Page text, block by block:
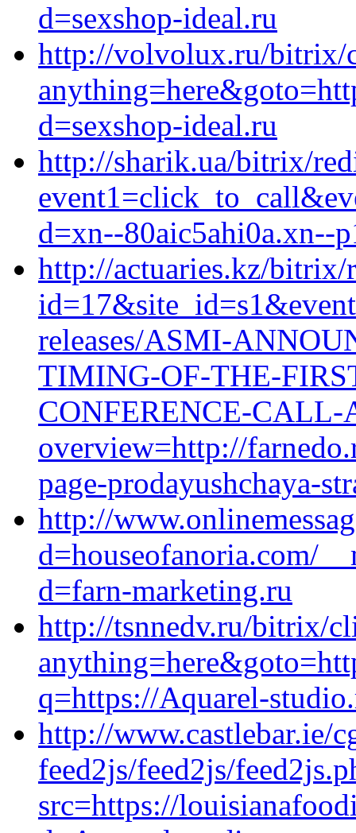
d=sexshop-ideal.ru
http://volvolux.ru/bitrix/
d=sexshop-ideal.ru
http://sharik.ua/bitrix/
d=xn--80aic5ahi0a.xn--
http://actuaries.kz/bitrix/
releases/ASMI-
TIMING-OF-THE-
CONFERENCE-CALL-
overview=http://
page-prodayushchaya-
http://
d=houseofanoria.com/
d=farn-marketing.ru
http://tsnnedv.ru/bitrix/
q=https://Aquarel-
http://www.castlebar.ie/
feed2js/feed2js/
src=https://